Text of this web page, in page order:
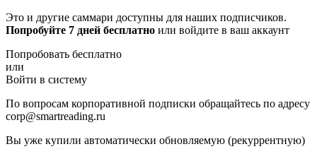
Это и другие саммари доступны для наших подписчиков.
Попробуйте 7 дней бесплатно или войдите в ваш аккаунт
Попробовать бесплатно
или
Войти в систему
По вопросам корпоративной подписки обращайтесь по адресу
corp@smartreading.ru
Вы уже купили автоматически обновляемую (рекуррентную)